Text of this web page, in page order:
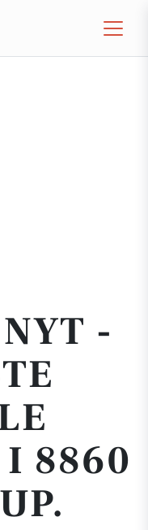
-
I 8860